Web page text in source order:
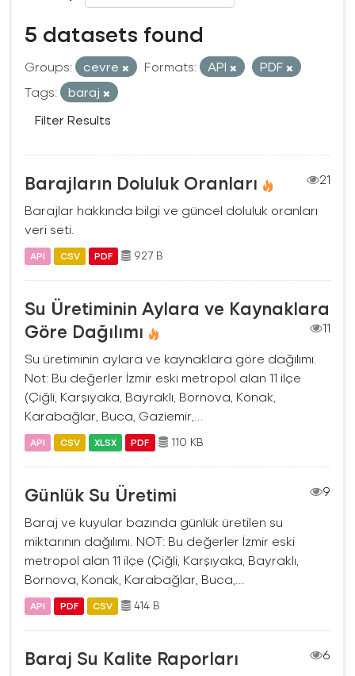
5 datasets found
Groups: cevre Formats: API
PDF
Tags:
baraj
Filter Results
Barajların Doluluk Oranları
21
Barajlar hakkında bilgi ve güncel doluluk oranları
veri seti.
API CSV PDF 927 B
Su Üretiminin Aylara ve Kaynaklara
Göre Dağılımı
11
Su üretiminin aylara ve kaynaklara göre dağılımı.
Not: Bu değerler İzmir eski metropol alan 11 ilçe
(Çiğli, Karşıyaka, Bayraklı, Bornova, Konak,
Karabağlar, Buca, Gaziemir,...
API CSV XLSX PDF 110 KB
Günlük Su Üretimi
9
Baraj ve kuyular bazında günlük üretilen su
miktarının dağılımı. NOT: Bu değerler İzmir eski
metropol alan 11 ilçe (Çiğli, Karşıyaka, Bayraklı,
Bornova, Konak, Karabağlar, Buca,...
API PDF CSV 414 B
Baraj Su Kalite Raporları
6